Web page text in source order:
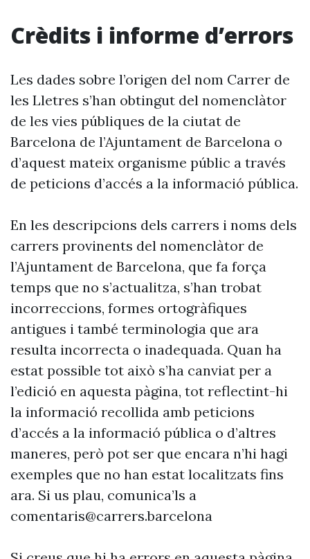
Crèdits i informe d’errors
Les dades sobre l’origen del nom Carrer de
les Lletres s’han obtingut del nomenclàtor
de les vies públiques de la ciutat de
Barcelona de l’Ajuntament de Barcelona o
d’aquest mateix organisme públic a través
de peticions d’accés a la informació pública.
En les descripcions dels carrers i noms dels
carrers provinents del nomenclàtor de
l’Ajuntament de Barcelona, que fa força
temps que no s’actualitza, s’han trobat
incorreccions, formes ortogràfiques
antigues i també terminologia que ara
resulta incorrecta o inadequada. Quan ha
estat possible tot això s’ha canviat per a
l’edició en aquesta pàgina, tot reflectint-hi
la informació recollida amb peticions
d’accés a la informació pública o d’altres
maneres, però pot ser que encara n’hi hagi
exemples que no han estat localitzats fins
ara. Si us plau, comunica’ls a
comentaris@carrers.barcelona